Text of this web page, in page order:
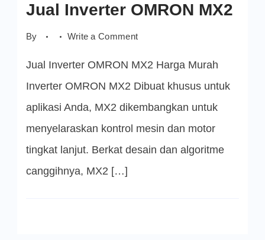
Jual Inverter OMRON MX2
By Write a Commenton
OMRON
Jual Inverter OMRON MX2 Harga Murah
Inverter OMRON MX2 Dibuat khusus untuk
aplikasi Anda, MX2 dikembangkan untuk
menyelaraskan kontrol mesin dan motor
tingkat lanjut. Berkat desain dan algoritme
canggihnya, MX2 […]